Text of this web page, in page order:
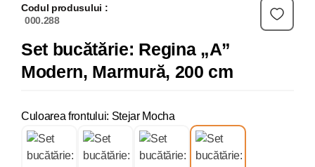
Codul produsului :
000.288
Set bucătărie: Regina „A”
Modern, Marmură, 200 cm
Culoarea frontului: Stejar Mocha